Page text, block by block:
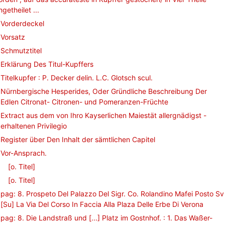
...
Vorderdeckel
Vorsatz
Schmutztitel
Erklärung Des Titul-Kupffers
Titelkupfer : P. Decker delin. L.C. Glotsch scul.
Nürnbergische Hesperides, Oder Gründliche Beschreibung Der
Edlen Citronat- Citronen- und Pomeranzen-Früchte
Extract aus dem von Ihro Kayserlichen Maiestät allergnädigst -
erhaltenen Privilegio
Register über Den Inhalt der sämtlichen Capitel
Vor-Ansprach.
[o. Titel]
[o. Titel]
pag: 8. Prospeto Del Palazzo Del Sigr. Co. Rolandino Mafei Posto Sv
[Su] La Via Del Corso In Faccia Alla Plaza Delle Erbe Di Verona
pag: 8. Die Landstraß und [...] Platz im Gostnhof. : 1. Das Waßer-